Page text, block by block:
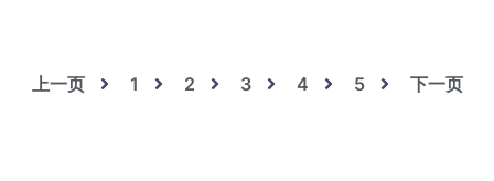
上一页 1 2 3 4 5 下一页